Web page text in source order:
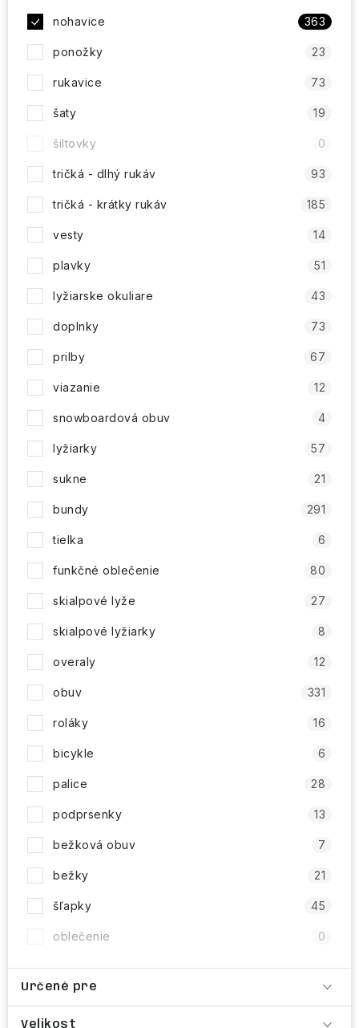
nohavice 363
ponožky 23
rukavice 73
šaty 19
šiltovky 0
tričká - dlhý rukáv 93
tričká - krátky rukáv 185
vesty 14
plavky 51
lyžiarske okuliare 43
doplnky 73
prilby 67
viazanie 12
snowboardová obuv 4
lyžiarky 57
sukne 21
bundy 291
tielka 6
funkčné oblečenie 80
skialpové lyže 27
skialpové lyžiarky 8
overaly 12
obuv 331
roláky 16
bicykle 6
palice 28
podprsenky 13
bežková obuv 7
bežky 21
šľapky 45
oblečenie 0
Určené pre
Velikost